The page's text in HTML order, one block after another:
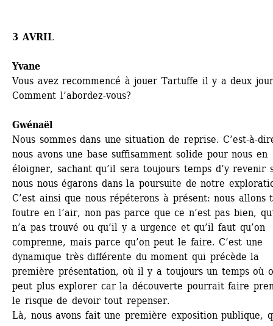
3 AVRIL
Yvane
Vous avez recommencé à jouer Tartuffe il y a deux
Comment l’abordez-vous?
Gwénaël
Nous sommes dans une situation de reprise. C’est-à-
nous avons une base suffisamment solide pour nous en
éloigner, sachant qu’il sera toujours temps d’y revenir
nous nous égarons dans la poursuite de notre
C’est ainsi que nous répéterons à présent: nous allons
foutre en l’air, non pas parce que ce n’est pas bien,
n’a pas trouvé ou qu’il y a urgence et qu’il faut qu’on
comprenne, mais parce qu’on peut le faire. C’est une
dynamique très différente du moment qui précède la
première présentation, où il y a toujours un temps où
peut plus explorer car la découverte pourrait faire
le risque de devoir tout repenser.
Là, nous avons fait une première exposition publique,